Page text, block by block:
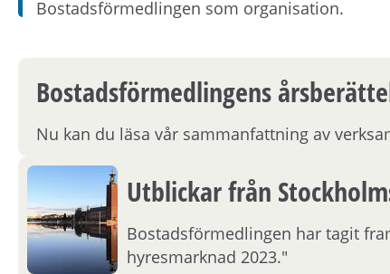
Bostadsförmedlingen som organisation.
Bostadsförmedlingens
Nu kan du läsa vår sammanfattning av
Utblickar från
Bostadsförmedlingen har tagit
hyresmarknad 2023."